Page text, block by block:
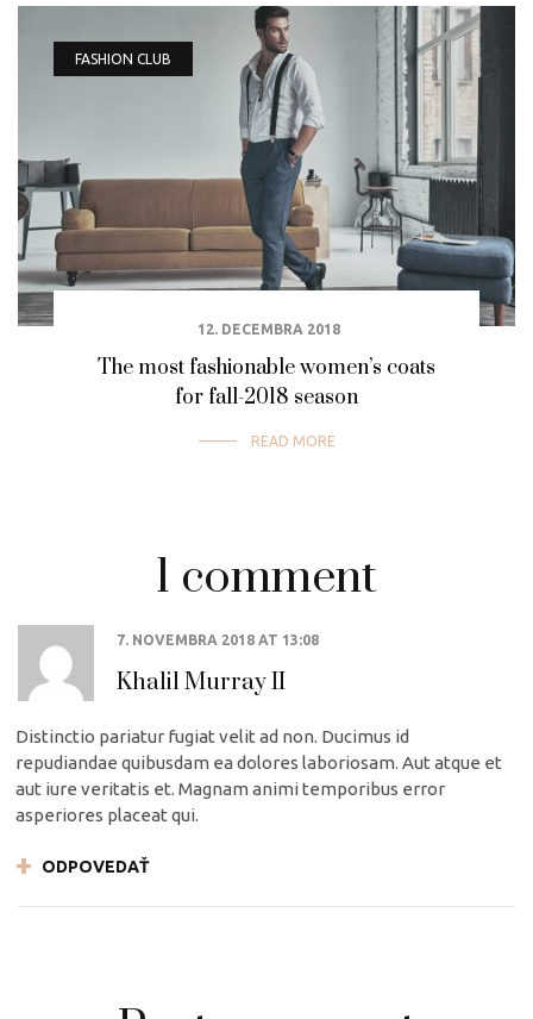
FASHION CLUB
12. DECEMBRA 2018
The most fashionable women’s coats
for fall-2018 season
READ MORE
1 comment
7. NOVEMBRA 2018 AT 13:08
Khalil Murray II
Distinctio pariatur fugiat velit ad non. Ducimus id
repudiandae quibusdam ea dolores laboriosam. Aut atque et
aut iure veritatis et. Magnam animi temporibus error
asperiores placeat qui.
ODPOVEDAŤ